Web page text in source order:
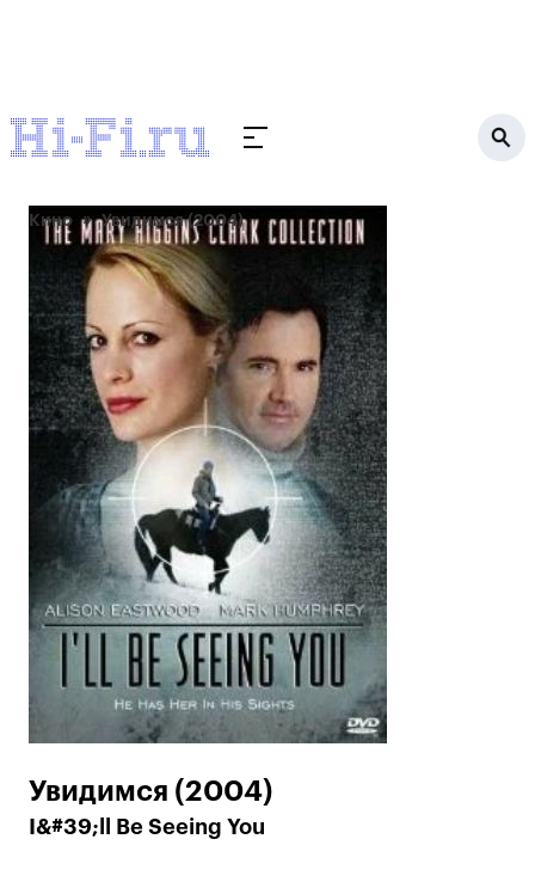
Кино Увидимся (2004)
Увидимся (2004)
I&#39;ll Be Seeing You